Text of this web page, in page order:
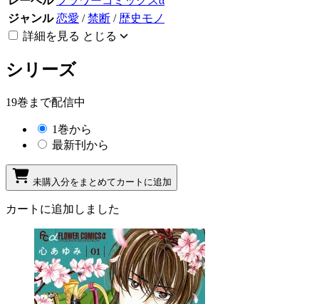
ジャンル 恋愛 /禁断 / 歴史モノ
詳細を見る とじる
シリーズ
19巻まで配信中
1巻から
最新刊から
未購入分をまとめてカートに追加
カートに追加しました